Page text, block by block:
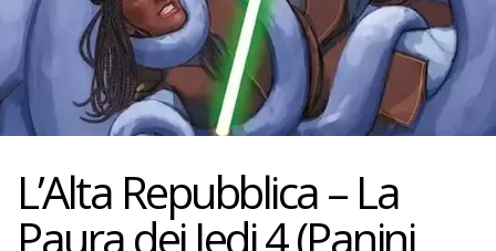
L’Alta Repubblica – La
Paura dei Jedi 4 (Panini